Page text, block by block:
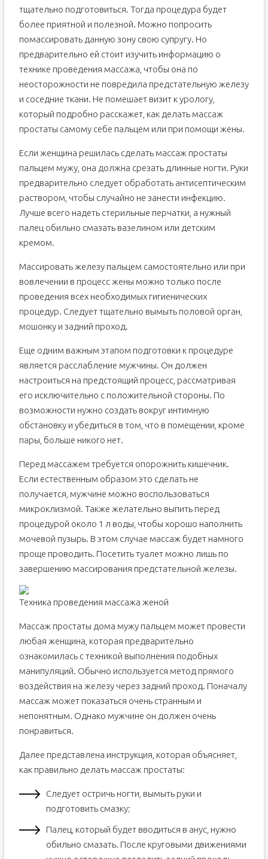
тщательно подготовиться. Тогда процедура будет
более приятной и полезной. Можно попросить
помассировать данную зону свою супругу. Но
предварительно ей стоит изучить информацию о
технике проведения массажа, чтобы она по
неосторожности не повредила предстательную железу
и соседние ткани. Не помешает визит к урологу,
который подробно расскажет, как делать массаж
простаты самому себе пальцем или при помощи жены.
Если женщина решилась сделать массаж простаты
пальцем мужу, она должна срезать длинные ногти. Руки
предварительно следует обработать антисептическим
раствором, чтобы случайно не занести инфекцию.
Лучше всего надеть стерильные перчатки, а нужный
палец обильно смазать вазелином или детским
кремом.
Массировать железу пальцем самостоятельно или при
вовлечении в процесс жены можно только после
проведения всех необходимых гигиенических
процедур. Следует тщательно вымыть половой орган,
мошонку и задний проход.
Еще одним важным этапом подготовки к процедуре
является расслабление мужчины. Он должен
настроиться на предстоящий процесс, рассматривая
его исключительно с положительной стороны. По
возможности нужно создать вокруг интимную
обстановку и убедиться в том, что в помещении, кроме
пары, больше никого нет.
Перед массажем требуется опорожнить кишечник.
Если естественным образом это сделать не
получается, мужчине можно воспользоваться
микроклизмой. Также желательно выпить перед
процедурой около 1 л воды, чтобы хорошо наполнить
мочевой пузырь. В этом случае массаж будет намного
проще проводить. Посетить туалет можно лишь по
завершению массирования предстательной железы.
Техника проведения массажа женой
Массаж простаты дома мужу пальцем может провести
любая женщина, которая предварительно
ознакомилась с техникой выполнения подобных
манипуляций. Обычно используется метод прямого
воздействия на железу через задний проход. Поначалу
массаж может показаться очень странным и
непонятным. Однако мужчине он должен очень
понравиться.
Далее представлена инструкция, которая объясняет,
как правильно делать массаж простаты:
Следует остричь ногти, вымыть руки и
подготовить смазку;
Палец, который будет вводиться в анус, нужно
обильно смазать. После круговыми движениями